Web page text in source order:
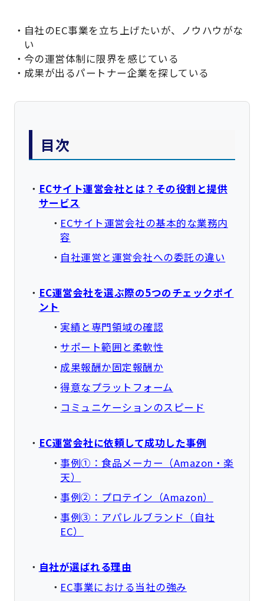
自社のEC事業を立ち上げたいが、ノウハウがな
い
今の運営体制に限界を感じている
成果が出るパートナー企業を探している
目次
ECサイト運営会社とは？その役割と提供
サービス
ECサイト運営会社の基本的な業務内
容
自社運営と運営会社への委託の違い
EC運営会社を選ぶ際の5つのチェックポイ
ント
実績と専門領域の確認
サポート範囲と柔軟性
成果報酬か固定報酬か
得意なプラットフォーム
コミュニケーションのスピード
EC運営会社に依頼して成功した事例
事例①：食品メーカー（Amazon・楽
天）
事例②：プロテイン（Amazon）
事例③：アパレルブランド（自社
EC）
自社が選ばれる理由
EC事業における当社の強み